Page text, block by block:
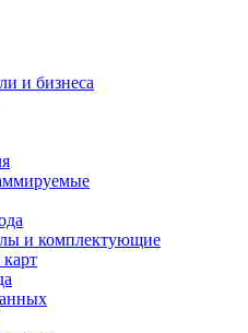
и бизнеса
и комплектующие